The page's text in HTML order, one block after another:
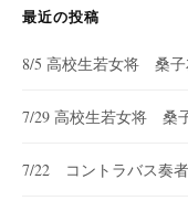
最近の投稿
8/5 高校生若女将 桑
7/29 高校生若女将 桑
7/22 コントラバス奏